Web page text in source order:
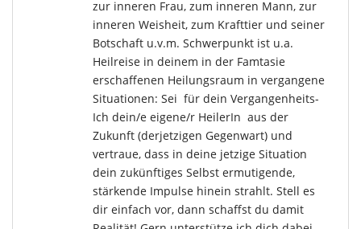
zur inneren Frau, zum inneren Mann, zur
inneren Weisheit, zum Krafttier und seiner
Botschaft u.v.m. Schwerpunkt ist u.a.
Heilreise in deinem in der Famtasie
erschaffenen Heilungsraum in vergangene
Situationen: Sei für dein Vergangenheits-
Ich dein/e eigene/r HeilerIn aus der
Zukunft (derjetzigen Gegenwart) und
vertraue, dass in deine jetzige Situation
dein zukünftiges Selbst ermutigende,
stärkende Impulse hinein strahlt. Stell es
dir einfach vor, dann schaffst du damit